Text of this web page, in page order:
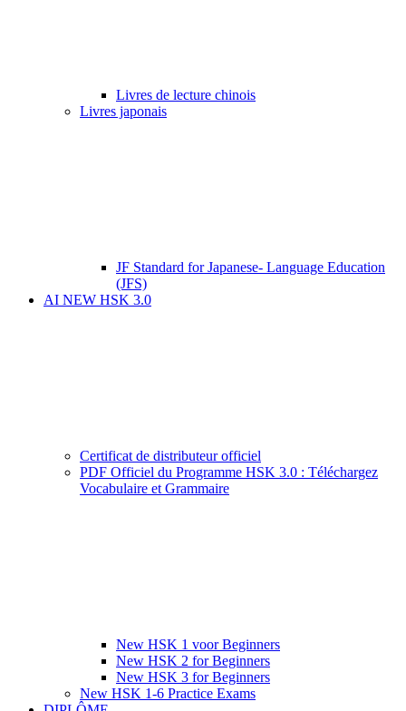
Livres de lecture chinois
Livres japonais
JF Standard for Japanese- Language Education
(JFS)
AI NEW HSK 3.0
Certificat de distributeur officiel
PDF Officiel du Programme HSK 3.0 : Téléchargez
Vocabulaire et Grammaire
New HSK 1 voor Beginners
New HSK 2 for Beginners
New HSK 3 for Beginners
New HSK 1-6 Practice Exams